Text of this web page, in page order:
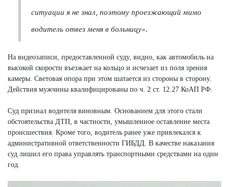
ситуации я не знал, поэтому проезжающий мимо
водитель отвез меня в больницу».
На видеозаписи, предоставленной суду, видно, как автомобиль на
высокой скорости въезжает на кольцо и исчезает из поля зрения
камеры. Световая опора при этом шатается из стороны в сторону.
Действия мужчины квалифицированы по ч. 2 ст. 12.27 КоАП РФ.
Суд признал водителя виновным. Основанием для этого стали
обстоятельства ДТП, в частности, умышленное оставление места
происшествия. Кроме того, водитель ранее уже привлекался к
административной ответственности ГИБДД. В качестве наказания
суд лишил его права управлять транспортными средствами на один
год.